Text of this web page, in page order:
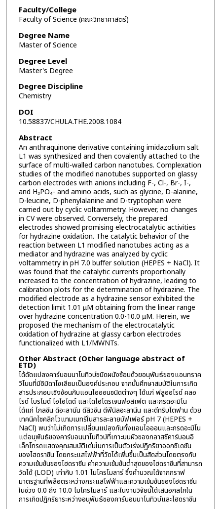
Faculty/College
Faculty of Science (คณะวิทยาศาสตร์)
Degree Name
Master of Science
Degree Level
Master's Degree
Degree Discipline
Chemistry
DOI
10.58837/CHULA.THE.2008.1084
Abstract
An anthraquinone derivative containing imidazolium salt
L1 was synthesized and then covalently attached to the
surface of multi-walled carbon nanotubes. Complexation
studies of the modified nanotubes supported on glassy
carbon electrodes with anions including F-, Cl-, Br-, I-,
and H₂PO₄- and amino acids, such as glycine, D-alanine,
D-leucine, D-phenylalanine and D-tryptophan were
carried out by cyclic voltammetry. However, no changes
in CV were observed. Conversely, the prepared
electrodes showed promising electrocatalytic activities
for hydrazine oxidation. The catalytic behavior of the
reaction between L1 modified nanotubes acting as a
mediator and hydrazine was analyzed by cyclic
voltammetry in pH 7.0 buffer solution (HEPES + NaCl). It
was found that the catalytic currents proportionally
increased to the concentration of hydrazine, leading to
calibration plots for the determination of hydrazine. The
modified electrode as a hydrazine sensor exhibited the
detection limit 1.01 µM obtaining from the linear range
over hydrazine concentration 0.0-10.0 µM. Herein, we
proposed the mechanism of the electrocatalytic
oxidation of hydrazine at glassy carbon electrodes
functionalized with L1/MWNTs.
Other Abstract (Other language abstract of
ETD)
ได้ดัดแปลงคาร์บอนนาโนทิวบ์ชนิดผนังซ้อนด้วยอนุพันธ์ของแอนทราค
วิโนนที่มีอิมิดาโซเลียมเป็นองค์ประกอบ จากนั้นศึกษาสมบัติในการเกิด
สารประกอบเชิงซ้อนกับแอนไอออนชนิดต่างๆ ได้แก่ ฟลูออไรด์ คลอ
ไรด์ โบรไมด์ ไอโอไดด์ และไดไฮโดรเจนฟอสเฟต และกรดอะมิโน
ได้แก่ ไกลซีน ดีอะลานีน ดีลิวซีน ดีฟีนิลอะลานีน และดีทริบโตฟาน ด้วย
เทคนิคไซคลิกโวแทมเมทรีในสารละลายบัฟเฟอร์ pH 7 (HEPES +
NaCl) พบว่าไม่เกิดการเปลี่ยนแปลงกับทั้งแอนไอออนและกรดอะมิโน
แต่อนุพันธ์ของคาร์บอนนาโนทิวบ์ที่เกาะบนผิวของกลาสซีคาร์บอนอิ
เล็กโทรดแสดงคุณสมบัติเด่นในการเป็นตัวเร่งปฏิกริยาออกซิเดชัน
ของไฮดราซีน โดยกระแสไฟฟ้าที่วัดได้เพิ่มขึ้นเป็นสัดส่วนโดยตรงกับ
ความเข้มข้นของไฮดราซีน ค่าความเข้มข้นต่ำสุดของไฮดราซีนที่สามารถ
วัดได้ (LOD) เท่ากับ 1.01 ไมโครโมลาร์ ซึ่งคำนวณได้จากกราฟ
มาตรฐานที่พล็อตระหว่างกระแสไฟฟ้าและความเข้มข้นของไฮดราซีน
ในช่วง 0.0 ถึง 10.0 ไมโครโมลาร์ และในงานวิจัยนี้ได้เสนอกลไกใน
การเกิดปฏิกริยาระหว่างอนุพันธ์ของคาร์บอนนาโนทิวบ์และไฮดราซีน